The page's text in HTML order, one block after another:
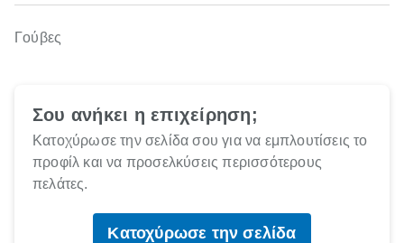
Γούβες
Σου ανήκει η επιχείρηση;
Κατοχύρωσε την σελίδα σου για να εμπλουτίσεις το
προφίλ και να προσελκύσεις περισσότερους
πελάτες.
Κατοχύρωσε την σελίδα